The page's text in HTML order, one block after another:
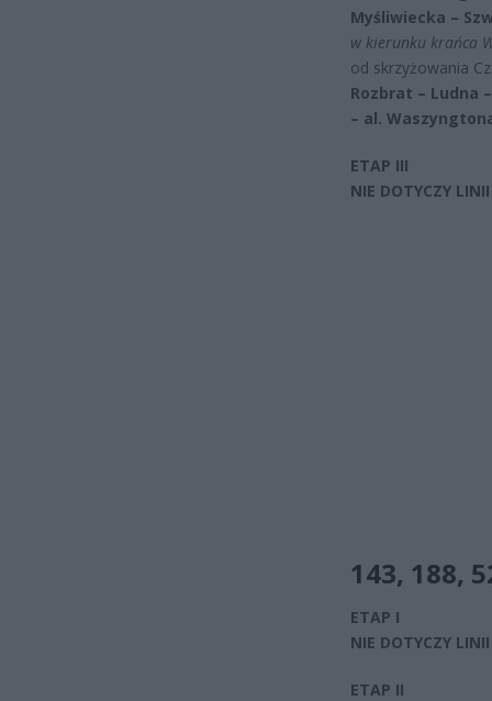
Myśliwiecka –
w kierunku krańca
od skrzyżowania
Rozbrat – Ludna
– al.
ETAP III
NIE DOTYCZY
143, 188,
ETAP I
NIE DOTYCZY
ETAP II